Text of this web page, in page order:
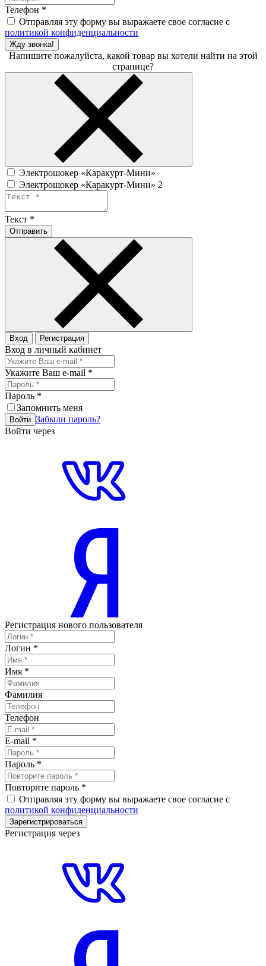
Телефон *
Отправляя эту форму вы выражаете свое согласие с
политикой конфиденциальности
Жду звонка!
Напишите пожалуйста, какой товар вы хотели найти на этой
странице?
Электрошокер «Каракурт-Мини»
Электрошокер «Каракурт-Мини» 2
Текст *
Отправить
Вход Регистрация
Вход в личный кабинет
Укажите Ваш e-mail *
Пароль *
Запомнить меня
Войти Забыли пароль?
Войти через
Регистрация нового пользователя
Логин *
Имя *
Фамилия
Телефон
E-mail *
Пароль *
Повторите пароль *
Отправляя эту форму вы выражаете свое согласие с
политикой конфиденциальности
Зарегистрироваться
Регистрация через